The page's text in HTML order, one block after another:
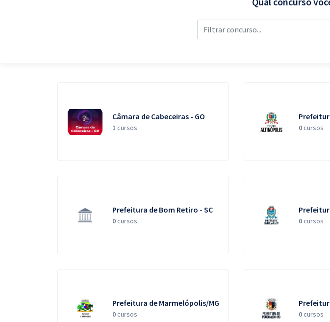
Conteúdo gratuito Câmara de Cabeceiras - GO
1 cursos 0cursos
Prefeitura de Bom Retiro - SC
0cursos 0cursos
Prefeitura de Marmelópolis/MG
0cursos 0cursos